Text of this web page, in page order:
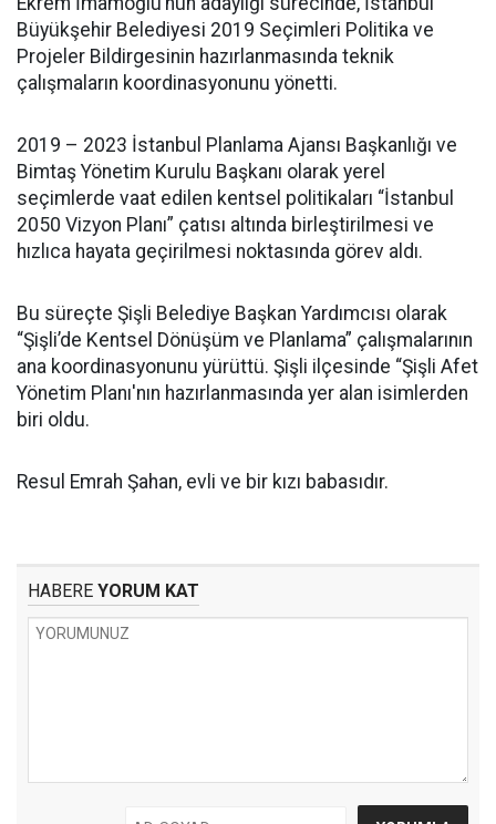
Büyükşehir Belediyesi 2019 Seçimleri Politika ve
Projeler Bildirgesinin hazırlanmasında teknik
çalışmaların koordinasyonunu yönetti.
2019 – 2023 İstanbul Planlama Ajansı Başkanlığı ve
Bimtaş Yönetim Kurulu Başkanı olarak yerel
seçimlerde vaat edilen kentsel politikaları “İstanbul
2050 Vizyon Planı” çatısı altında birleştirilmesi ve
hızlıca hayata geçirilmesi noktasında görev aldı.
Bu süreçte Şişli Belediye Başkan Yardımcısı olarak
“Şişli’de Kentsel Dönüşüm ve Planlama” çalışmalarının
ana koordinasyonunu yürüttü. Şişli ilçesinde “Şişli Afet
Yönetim Planı'nın hazırlanmasında yer alan isimlerden
biri oldu.
Resul Emrah Şahan, evli ve bir kızı babasıdır.
HABERE YORUM KAT